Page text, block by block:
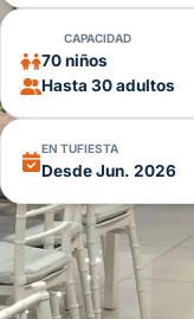
CAPACIDAD
70 niños
Hasta 30 adultos
EN TUFIESTA
Desde Jun. 2026